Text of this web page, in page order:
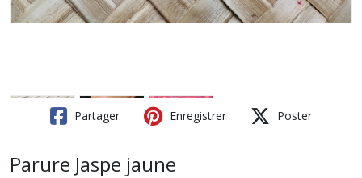
Partager Enregistrer Poster
Parure Jaspe jaune